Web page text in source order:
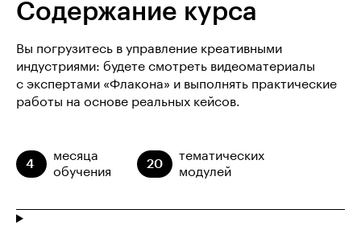
Содержание курса
Вы погрузитесь в управление креативными
индустриями: будете смотреть видеоматериалы
с экспертами «Флакона» и выполнять практические
работы на основе реальных кейсов.
4
месяца
обучения
20
тематических
модулей